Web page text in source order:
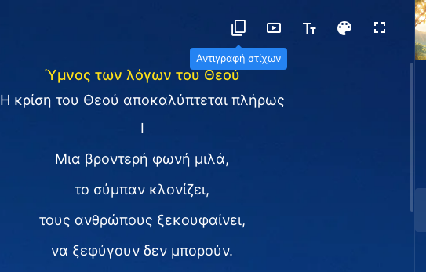
Αντιγραφή στίχων
Ύμνος των λόγων του Θεού
Η κρίση του Θεού αποκαλύπτεται πλήρως
Ⅰ
Μια βροντερή φωνή μιλά,
το σύμπαν κλονίζει,
τους ανθρώπους ξεκουφαίνει,
να ξεφύγουν δεν μπορούν.